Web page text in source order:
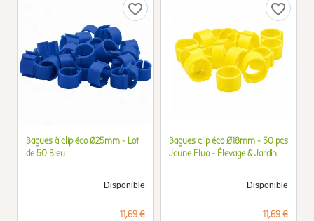
favorite_border
Bagues à clip éco Ø25mm - Lot
de 50 Bleu
Disponible
Prix
11,69 €
favorite_border
Bagues clip éco Ø18mm - 50 pcs
Jaune Fluo - Élevage & Jardin
Disponible
Prix
11,69 €